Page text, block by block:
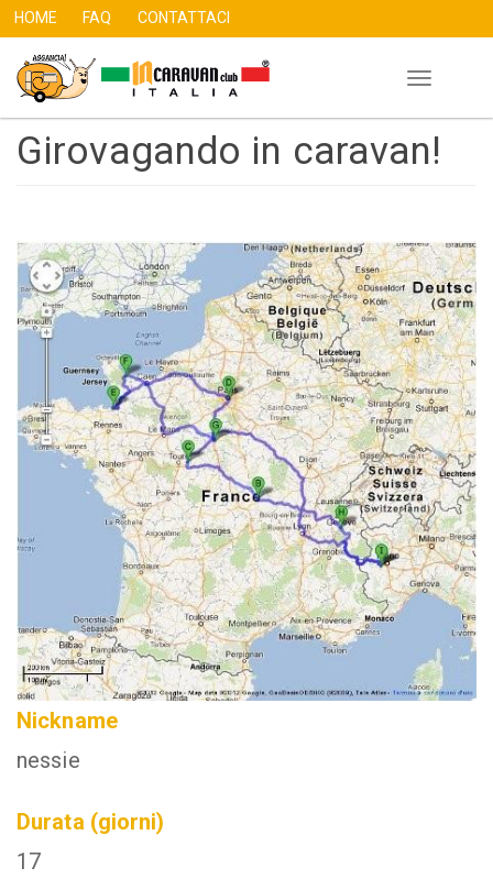
Salta
al
contenuto
HOME FAQ CONTATTACI
Toggle
Girovagando in caravan!
Nickname
nessie
Durata (giorni)
17